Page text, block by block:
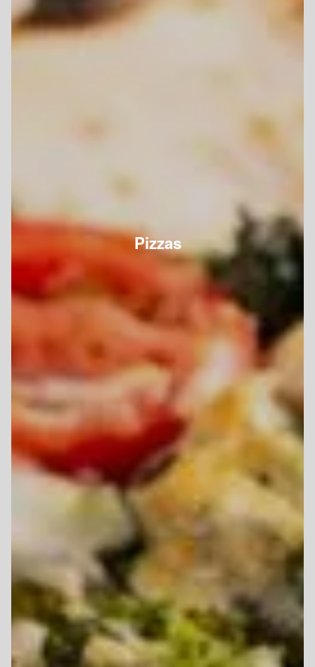
Pizzas